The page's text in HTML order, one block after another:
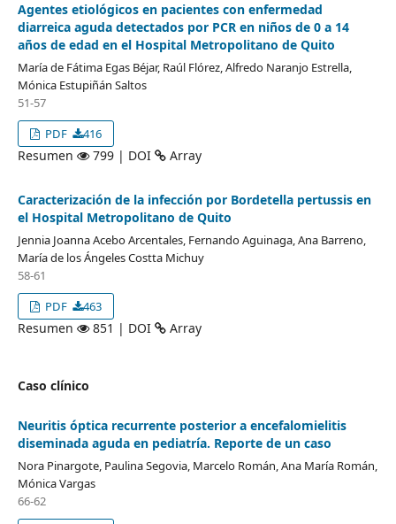
Agentes etiológicos en pacientes con enfermedad
diarreica aguda detectados por PCR en niños de 0 a 14
años de edad en el Hospital Metropolitano de Quito
María de Fátima Egas Béjar, Raúl Flórez, Alfredo Naranjo Estrella,
Mónica Estupiñán Saltos
51-57
PDF
416
Resumen 799 | DOI Array
Caracterización de la infección por Bordetella pertussis en
el Hospital Metropolitano de Quito
Jennia Joanna Acebo Arcentales, Fernando Aguinaga, Ana Barreno,
María de los Ángeles Costta Michuy
58-61
PDF
463
Resumen 851 | DOI Array
Caso clínico
Neuritis óptica recurrente posterior a encefalomielitis
diseminada aguda en pediatría. Reporte de un caso
Nora Pinargote, Paulina Segovia, Marcelo Román, Ana María Román,
Mónica Vargas
66-62